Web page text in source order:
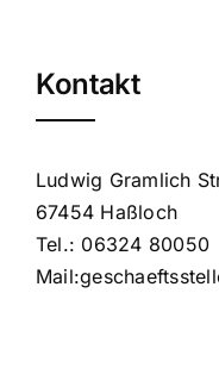
Kontakt
Ludwig Gramlich
67454 Haßloch
Tel.: 06324 80050